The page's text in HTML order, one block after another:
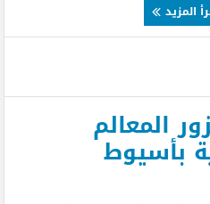
المزيد
المعالم
بأسيوط